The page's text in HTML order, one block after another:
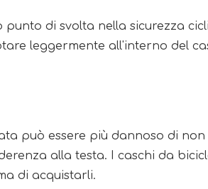
punto di svolta nella sicurezza
leggermente all'interno del
può essere più dannoso di
alla testa. I caschi da
di acquistarli.